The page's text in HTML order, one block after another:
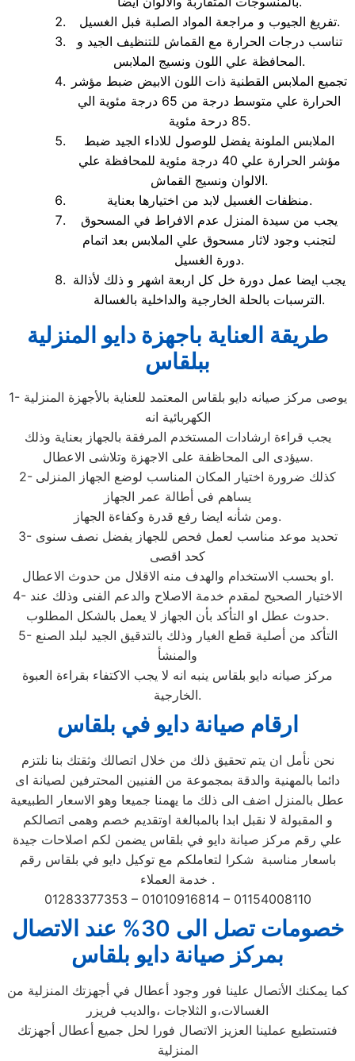
تفريغ الجيوب و مراجعة المواد الصلبة فبل الغسيل.
تناسب درجات الحرارة مع القماش للتنظيف الجيد و
المحافظة علي اللون ونسيج الملابس.
تجميع الملابس القطنية ذات اللون الابيض ضبط مؤشر
الحرارة علي متوسط درجة من 65 درجة مئوية الي
85 درحة مئوية.
الملابس الملونة يفضل للوصول للاداء الجيد ضبط
مؤشر الحرارة علي 40 درجة مئوية للمحافظة علي
الالوان ونسيج القماش.
منظفات الغسيل لابد من اختيارها بعناية.
يجب من سيدة المنزل عدم الافراط في المسحوق
لتجنب وجود لاثار مسحوق علي الملابس بعد اتمام
دورة الغسيل.
يجب ايضا عمل دورة خل كل اربعة اشهر و ذلك لأذالة
الترسبات بالحلة الخارجية والداخلية بالغسالة.
طريقة العناية باجهزة دايو المنزلية
ببلقاس
1- يوصى مركز صيانه دايو بلقاس المعتمد للعناية بالأجهزة المنزلية
الكهربائية انه
يجب قراءة ارشادات المستخدم المرفقة بالجهاز بعناية وذلك
سيؤدى الى المحاظفة على الاجهزة وتلاشى الاعطال.
2- كذلك ضرورة اختيار المكان المناسب لوضع الجهاز المنزلى
يساهم فى أطالة عمر الجهاز
ومن شأنه ايضا رفع قدرة وكفاءة الجهاز.
3- تحديد موعد مناسب لعمل فحص للجهاز يفضل نصف سنوى
كحد اقصى
او بحسب الاستخدام والهدف منه الاقلال من حدوث الاعطال.
4- الاختيار الصحيح لمقدم خدمة الاصلاح والدعم الفنى وذلك عند
حدوث عطل او التأكد بأن الجهاز لا يعمل بالشكل المطلوب.
5- التأكد من أصلية قطع الغيار وذلك بالتدقيق الجيد لبلد الصنع
والمنشأ
مركز صيانه دايو بلقاس ينبه انه لا يجب الاكتفاء بقراءة العبوة
الخارجية.
ارقام صيانة دايو في بلقاس
نحن نأمل ان يتم تحقيق ذلك من خلال اتصالك وثقتك بنا نلتزم
دائما بالمهنية والدقة بمجموعة من الفنيين المحترفين لصيانة اى
عطل بالمنزل اضف الى ذلك ما يهمنا جميعا وهو الاسعار الطبيعية
و المقبولة لا نقبل ابدا بالمبالغة اوتقديم خصم وهمى اتصالكم
علي رقم مركز صيانة دايو في بلقاس يضمن لكم اصلاحات جيدة
باسعار مناسبة شكرا لتعاملكم مع توكيل دايو في بلقاس رقم
خدمة العملاء .
01283377353 – 01010916814 – 01154008110
خصومات تصل الى 30% عند الاتصال
بمركز صيانة دايو بلقاس
كما يمكنك الأتصال علينا فور وجود أعطال في أجهزتك المنزلية من
الغسالات،و الثلاجات ،والديب فريزر
فتستطيع عملينا العزيز الاتصال فورا لحل جميع أعطال أجهزتك
المنزلية